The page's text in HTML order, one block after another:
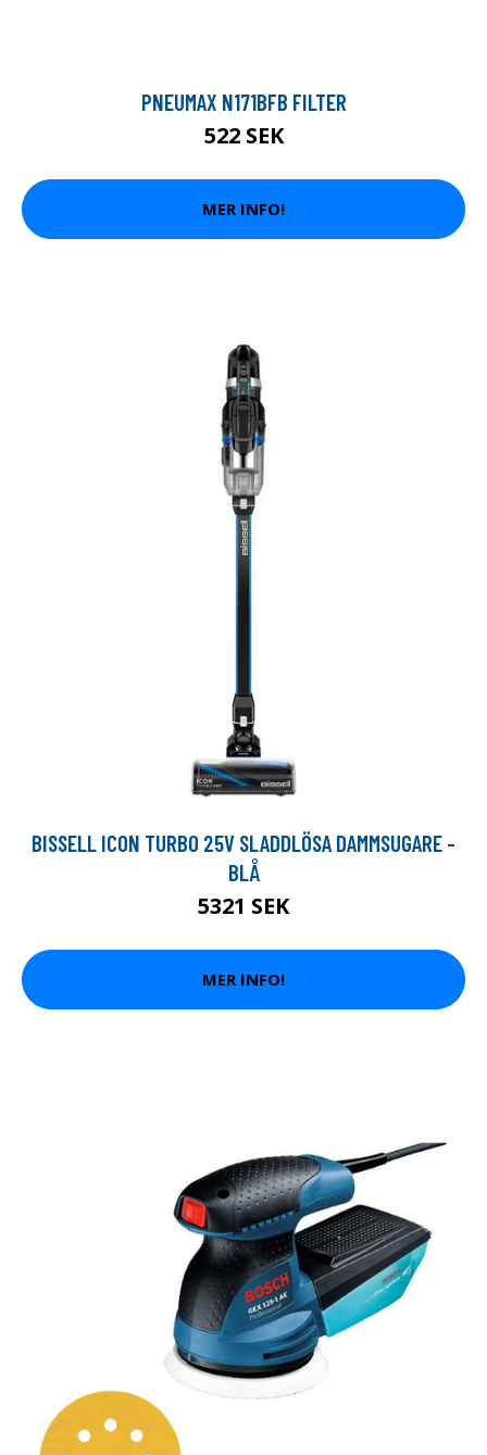
PNEUMAX N171BFB FILTER
522 SEK
MER INFO!
BISSELL ICON TURBO 25V SLADDLÖSA DAMMSUGARE -
BLÅ
5321 SEK
MER INFO!